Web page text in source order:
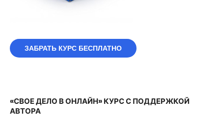
ЗАБРАТЬ КУРС БЕСПЛАТНО
«СВОЕ ДЕЛО В ОНЛАЙН» КУРС С ПОДДЕРЖКОЙ
АВТОРА